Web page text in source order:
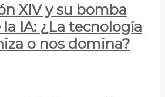
XIV y su bomba
IA: ¿La tecnología
o nos domina?